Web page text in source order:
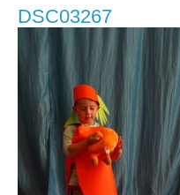
DSC03267